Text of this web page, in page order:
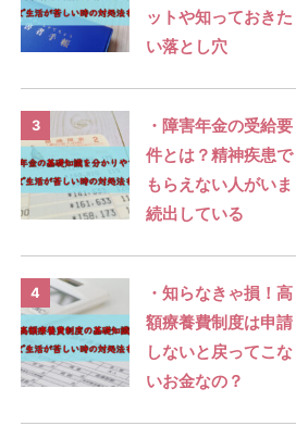
ットや知っておきた
い落とし穴
3
・障害年金の受給要
件とは？精神疾患で
もらえない人がいま
続出している
4
・知らなきゃ損！高
額療養費制度は申請
しないと戻ってこな
いお金なの？